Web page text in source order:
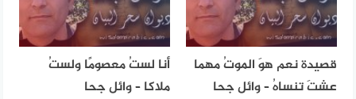
قصيدة نعم هوَ الموتُ مهما
عشتَ تنساهُ – وائل جحا
أنا لستُ معصومًا ولستُ
ملاكا – وائل جحا